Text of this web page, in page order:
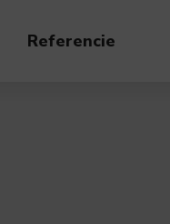
Referencie